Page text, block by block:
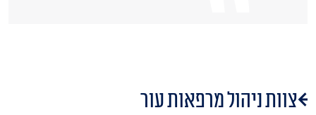
צוות ניהול מרפאות עור